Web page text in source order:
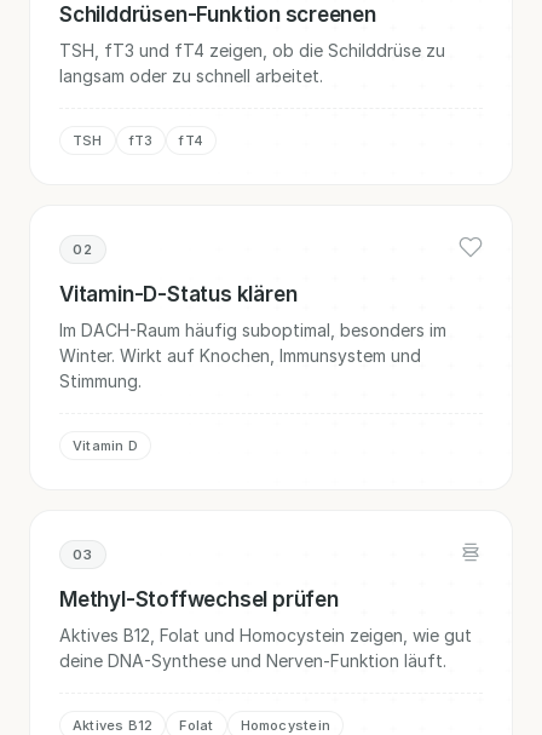
Schilddrüsen-Funktion screenen
TSH, fT3 und fT4 zeigen, ob die Schilddrüse zu
langsam oder zu schnell arbeitet.
TSH fT3 fT4
02
Vitamin-D-Status klären
Im DACH-Raum häufig suboptimal, besonders im
Winter. Wirkt auf Knochen, Immunsystem und
Stimmung.
Vitamin D
03
Methyl-Stoffwechsel prüfen
Aktives B12, Folat und Homocystein zeigen, wie gut
deine DNA-Synthese und Nerven-Funktion läuft.
Aktives B12 Folat Homocystein